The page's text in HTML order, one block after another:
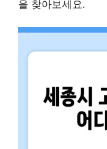
을 찾아보세요.